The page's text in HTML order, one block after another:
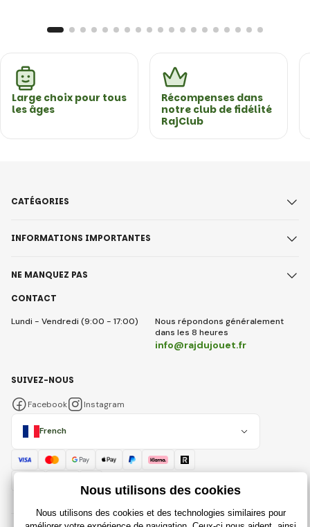
Large choix pour tous
les âges
Récompenses dans
notre club de fidélité
RajClub
CONTACT
Lundi - Vendredi (9:00 - 17:00)
Nous répondons généralement
dans les 8 heures
info@rajdujouet.fr
CATÉGORIES
INFORMATIONS IMPORTANTES
NE MANQUEZ PAS
French
SUIVEZ-NOUS
Facebook Instagram